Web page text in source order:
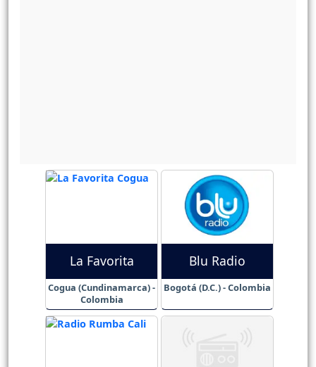
La Favorita
Cogua (Cundinamarca) -
Colombia
Blu Radio
Bogotá (D.C.) - Colombia